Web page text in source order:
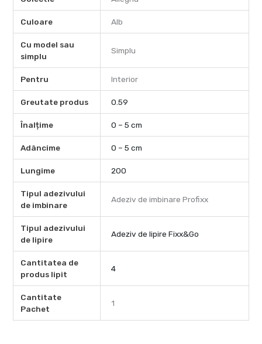
Culoare Alb
Cu model sau
simplu
Simplu
Pentru Interior
Greutate produs 0.59
Înalțime 0 – 5 cm
Adâncime 0 – 5 cm
Lungime 200
Tipul adezivului
de imbinare
Adeziv de imbinare Profixx
Tipul adezivului
de lipire
Adeziv de lipire Fixx&Go
Cantitatea de
produs lipit
4
Cantitate
Pachet
1